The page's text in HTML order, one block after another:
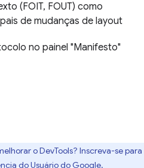
(FOIT, FOUT) como
de mudanças de layout
no painel "Manifesto"
o DevTools? Inscreva-se para
do Usuário do Google.